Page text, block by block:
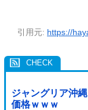
引用元: https://
ジャングリア沖
価格ｗｗｗ